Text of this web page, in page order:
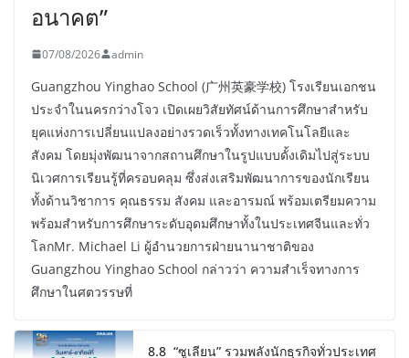
อนาคต”
07/08/2026 admin
Guangzhou Yinghao School (广州英豪学校) โรงเรียนเอกชน
ประจำในนครกว่างโจว เปิดเผยวิสัยทัศน์ด้านการศึกษาสำหรับ
ยุคแห่งการเปลี่ยนแปลงอย่างรวดเร็วทั้งทางเทคโนโลยีและ
สังคม โดยมุ่งพัฒนาจากสถานศึกษาในรูปแบบดั้งเดิมไปสู่ระบบ
นิเวศการเรียนรู้ที่ครอบคลุม ซึ่งส่งเสริมพัฒนาการของนักเรียน
ทั้งด้านวิชาการ คุณธรรม สังคม และอารมณ์ พร้อมเตรียมความ
พร้อมสำหรับการศึกษาระดับอุดมศึกษาทั้งในประเทศจีนและทั่ว
โลกMr. Michael Li ผู้อำนวยการฝ่ายนานาชาติของ
Guangzhou Yinghao School กล่าวว่า ความสำเร็จทางการ
ศึกษาในศตวรรษที่
8.8 “ซูเลียน” รวมพลังนักธุรกิจทั่วประเทศ